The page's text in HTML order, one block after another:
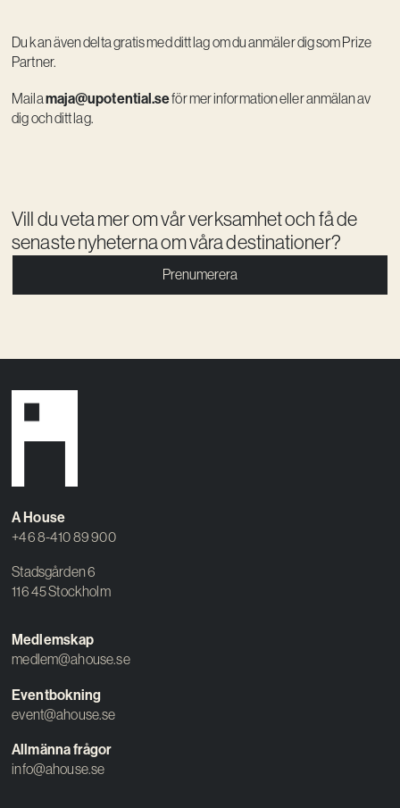
Du kan även delta gratis med ditt lag om du anmäler dig som Prize
Partner.
Mailamaja@upotential.seför mer information eller anmälan av
dig och ditt lag.
Vill du veta mer om vår verksamhet och få de
senaste nyheterna om våra destinationer?
Prenumerera
A House
+46 8-410 89 900
Stadsgården 6
116 45 Stockholm
Medlemskap
medlem@ahouse.se
Eventbokning
event@ahouse.se
Allmänna frågor
info@ahouse.se